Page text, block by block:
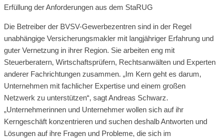
Erfüllung der Anforderungen aus dem StaRUG
Die Betreiber der BVSV-Gewerbezentren sind in der Regel
unabhängige Versicherungsmakler mit langjähriger Erfahrung und
guter Vernetzung in ihrer Region. Sie arbeiten eng mit
Steuerberatern, Wirtschaftsprüfern, Rechtsanwälten und Experten
anderer Fachrichtungen zusammen. „Im Kern geht es darum,
Unternehmen mit fachlicher Expertise und einem großen
Netzwerk zu unterstützen“, sagt Andreas Schwarz.
„Unternehmerinnen und Unternehmer wollen sich auf ihr
Kerngeschäft konzentrieren und suchen deshalb Antworten und
Lösungen auf ihre Fragen und Probleme, die sich im